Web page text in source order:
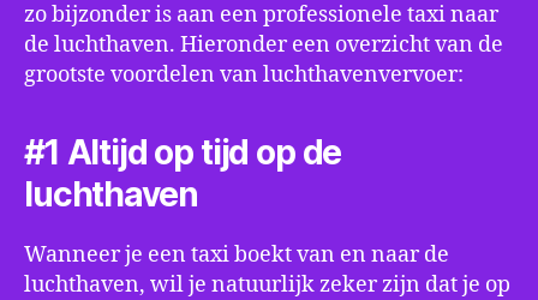
zo bijzonder is aan een professionele taxi naar
de luchthaven. Hieronder een overzicht van de
grootste voordelen van luchthavenvervoer:
#1 Altijd op tijd op de
luchthaven
Wanneer je een taxi boekt van en naar de
luchthaven, wil je natuurlijk zeker zijn dat je op